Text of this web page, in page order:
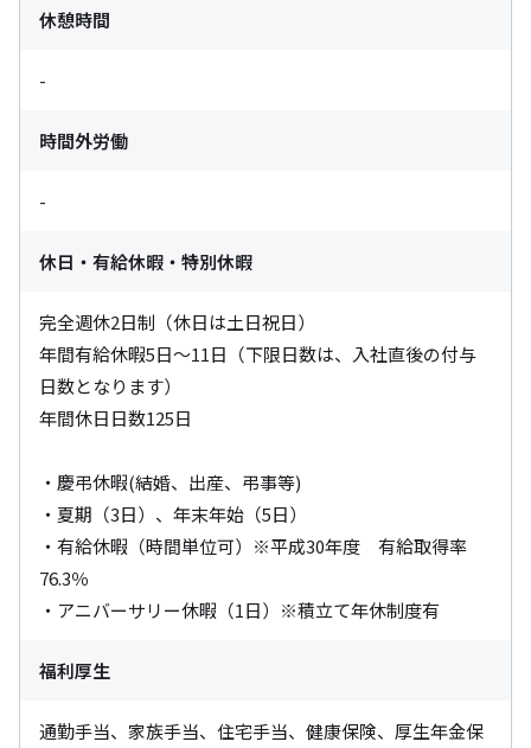
休憩時間
-
時間外労働
-
休日・有給休暇・特別休暇
完全週休2日制（休日は土日祝日）
年間有給休暇5日～11日（下限日数は、入社直後の付与
日数となります）
年間休日日数125日
・慶弔休暇(結婚、出産、弔事等)
・夏期（3日）、年末年始（5日）
・有給休暇（時間単位可）※平成30年度　有給取得率
76.3％
・アニバーサリー休暇（1日）※積立て年休制度有
福利厚生
通勤手当、家族手当、住宅手当、健康保険、厚生年金保